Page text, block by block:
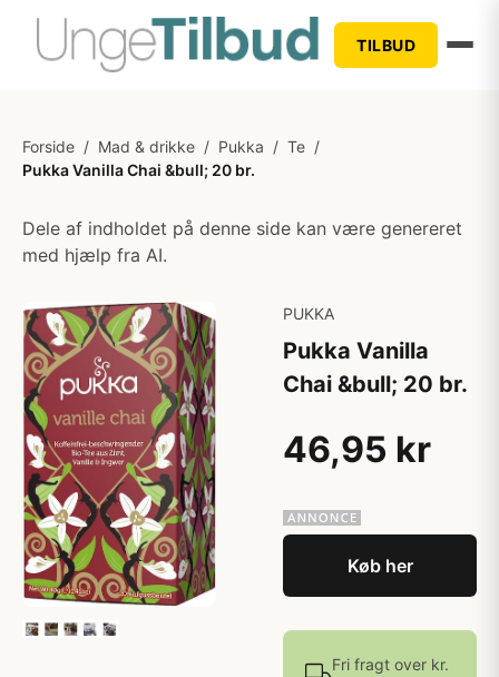
TILBUD
Forside / Mad & drikke / Pukka / Te /
Pukka Vanilla Chai &bull; 20 br.
Dele af indholdet på denne side kan være genereret
med hjælp fra AI.
PUKKA
Pukka Vanilla
Chai &bull; 20 br.
46,95 kr
Køb her
Fri fragt over kr.